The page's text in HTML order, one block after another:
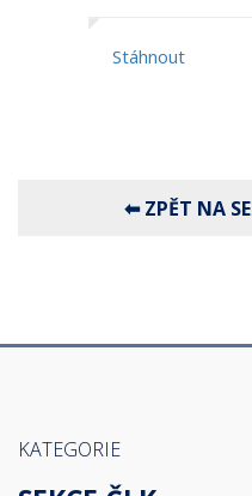
Stáhnout
KATEGORIE